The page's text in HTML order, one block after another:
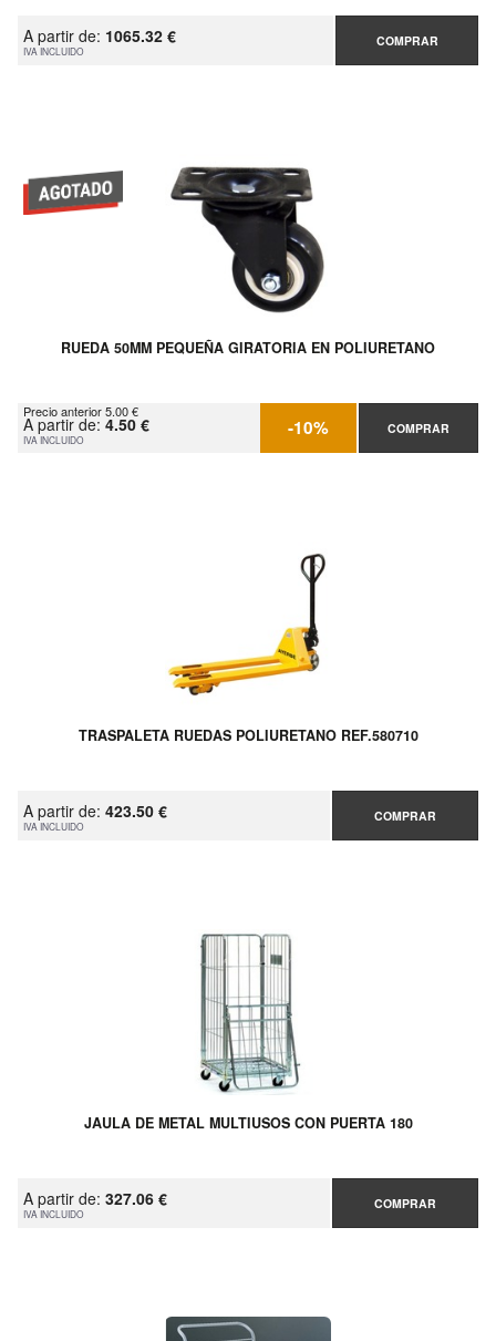
A partir de: 1065.32 €
IVA INCLUIDO
COMPRAR
RUEDA 50MM PEQUEÑA GIRATORIA EN POLIURETANO
Precio anterior 5.00 €
A partir de: 4.50 €
IVA INCLUIDO -10% COMPRAR
TRASPALETA RUEDAS POLIURETANO REF.580710
A partir de: 423.50 €
IVA INCLUIDO
COMPRAR
JAULA DE METAL MULTIUSOS CON PUERTA 180
A partir de: 327.06 €
IVA INCLUIDO
COMPRAR